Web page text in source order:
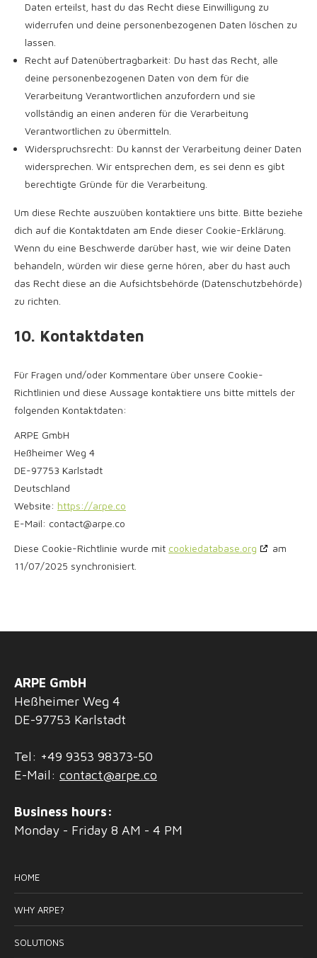
Daten erteilst, hast du das Recht diese Einwilligung zu
widerrufen und deine personenbezogenen Daten löschen zu
lassen.
Recht auf Datenübertragbarkeit: Du hast das Recht, alle
deine personenbezogenen Daten von dem für die
Verarbeitung Verantwortlichen anzufordern und sie
vollständig an einen anderen für die Verarbeitung
Verantwortlichen zu übermitteln.
Widerspruchsrecht: Du kannst der Verarbeitung deiner Daten
widersprechen. Wir entsprechen dem, es sei denn es gibt
berechtigte Gründe für die Verarbeitung.
Um diese Rechte auszuüben kontaktiere uns bitte. Bitte beziehe
dich auf die Kontaktdaten am Ende dieser Cookie-Erklärung.
Wenn du eine Beschwerde darüber hast, wie wir deine Daten
behandeln, würden wir diese gerne hören, aber du hast auch
das Recht diese an die Aufsichtsbehörde (Datenschutzbehörde)
zu richten.
10. Kontaktdaten
Für Fragen und/oder Kommentare über unsere Cookie-
Richtlinien und diese Aussage kontaktiere uns bitte mittels der
folgenden Kontaktdaten:
ARPE GmbH
Heßheimer Weg 4
DE-97753 Karlstadt
Deutschland
Website: https://arpe.co
E-Mail: contact@arpe.co
Diese Cookie-Richtlinie wurde mit cookiedatabase.org
am
11/07/2025 synchronisiert.
ARPE GmbH
Heßheimer Weg 4
DE-97753 Karlstadt
Tel: +49 9353 98373-50
E-Mail: contact@arpe.co
Business hours:
Monday - Friday 8 AM - 4 PM
HOME
WHY ARPE?
SOLUTIONS